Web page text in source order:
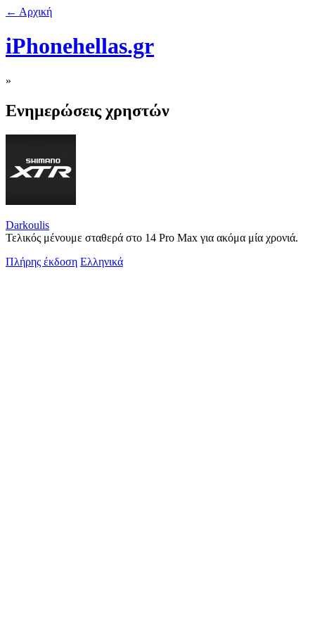
← Αρχική
iPhonehellas.gr
»
Ενημερώσεις χρηστών
Darkoulis
Τελικός μένουμε σταθερά στο 14 Pro Max για ακόμα μία χρονιά.
Πλήρης έκδοση Ελληνικά